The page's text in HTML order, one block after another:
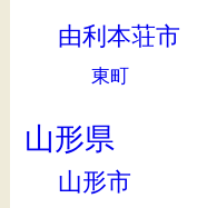
由利本荘市
東町
山形県
山形市